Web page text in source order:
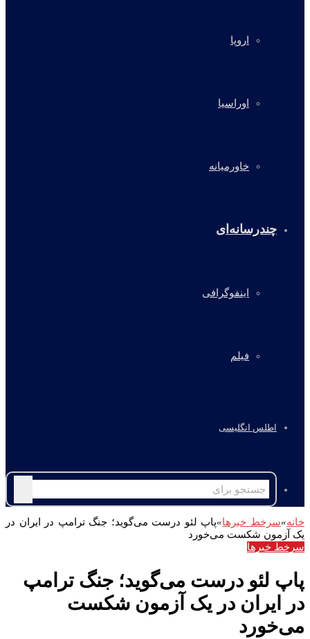
اروپا
اوراسیا
خاورمیانه
چندرسانه‌ای
اینفوگرافی
فیلم
اطلس انگلیسی
برای
خانه»سرخط خبرها»پاپ لئو درست می‌گوید؛ جنگ ترامپ در ایران در
یک آزمون شکست می‌خورد
سرخط خبرها
پاپ لئو درست می‌گوید؛ جنگ ترامپ
در ایران در یک آزمون شکست
می‌خورد